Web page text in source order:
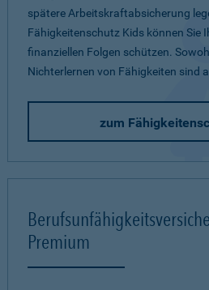
spätere Arbeitskraftabsicherung
Fähigkeitenschutz Kids können Sie
finanziellen Folgen schützen.
Nichterlernen von Fähigkeiten sind
zum
Premium